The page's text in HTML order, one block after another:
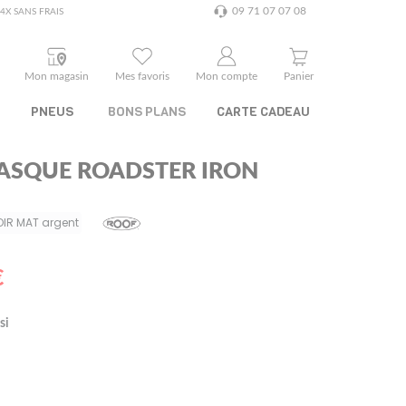
SANS FRAIS 09 71 07 07 08
Mon magasin Mes favoris Mon compte Panier
PNEUS BONS PLANS CARTE CADEAU
ROADSTER IRON
MAT argent